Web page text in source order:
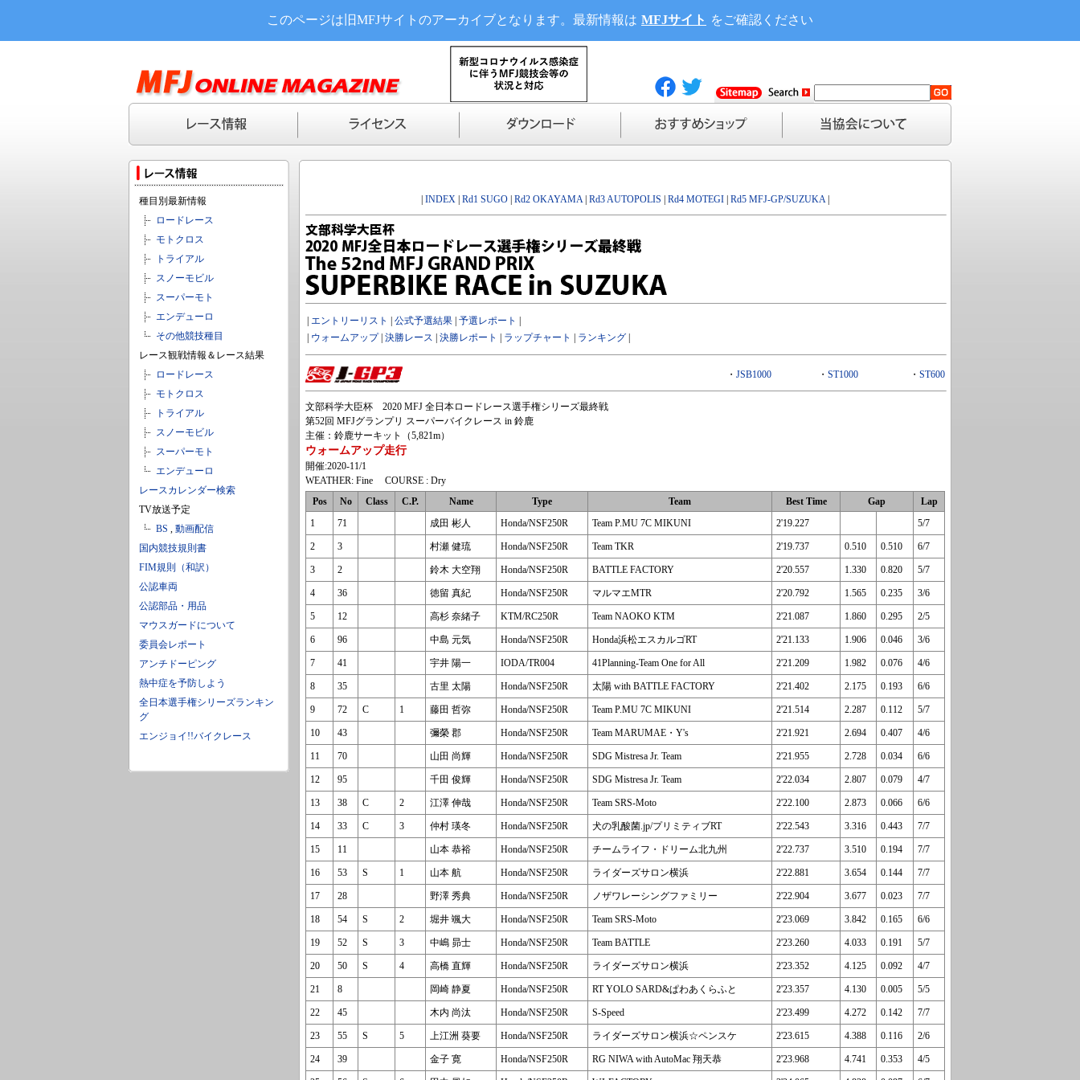
このページは旧MFJサイトのアーカイブとなります。最新情報は MFJサイト をご確認ください
種目別最新情報
ロードレース
モトクロス
トライアル
スノーモビル
スーパーモト
エンデューロ
その他競技種目
レース観戦情報＆レース結果
ロードレース
モトクロス
トライアル
スノーモビル
スーパーモト
エンデューロ
レースカレンダー検索
TV放送予定
BS , 動画配信
国内競技規則書
FIM規則（和訳）
公認車両
公認部品・用品
マウスガードについて
委員会レポート
アンチドーピング
熱中症を予防しよう
全日本選手権シリーズランキン
グ
エンジョイ!!バイクレース
INDEX Rd1 SUGO Rd2 OKAYAMA| Rd3 AUTOPOLIS Rd4 MOTEGI Rd5 MFJ-GP/SUZUKA|
エントリーリスト 公式予選結果 予選レポート
ウォームアップ| 決勝レース 決勝レポート ラップチャート ランキング
・ JSB1000 ・ ST1000 ・ ST600
文部科学大臣杯 2020 MFJ 全日本ロードレース選手権シリーズ最終戦
第52回 MFJグランプリ スーパーバイクレース in 鈴鹿
主催：鈴鹿サーキット（5,821m）
ウォームアップ走行
開催:2020-11/1
WEATHER: Fine COURSE : Dry
Pos
No Class C.P. Name Type Team Best Time Gap
Lap
1
71 成田 彬人 Honda/NSF250R Team P.MU 7C MIKUNI 2'19.227 5/7
2 3 村瀬 健琉 Honda/NSF250R Team TKR 2'19.737 0.510 0.510 6/7
3 2 鈴木 大空翔 Honda/NSF250R BATTLE FACTORY 2'20.557 1.330 0.820 5/7
4 36 徳留 真紀 Honda/NSF250R マルマエMTR 2'20.792 1.565 0.235 3/6
5 12 高杉 奈緒子 KTM/RC250R Team NAOKO KTM 2'21.087 1.860 0.295 2/5
6 96 中島 元気 Honda/NSF250R Honda浜松エスカルゴRT 2'21.133 1.906 0.046 3/6
7 41 宇井 陽一 IODA/TR004 41Planning-Team One for All 2'21.209 1.982 0.076 4/6
8 35 古里 太陽 Honda/NSF250R 太陽 with BATTLE FACTORY 2'21.402 2.175 0.193 6/6
9 72 C 1 藤田 哲弥 Honda/NSF250R Team P.MU 7C MIKUNI 2'21.514 2.287 0.112 5/7
10 43 彌榮 郡 Honda/NSF250R Team MARUMAE・Y's 2'21.921 2.694 0.407 4/6
11 70 山田 尚輝 Honda/NSF250R SDG Mistresa Jr. Team 2'21.955 2.728 0.034 6/6
12 95 千田 俊輝 Honda/NSF250R SDG Mistresa Jr. Team 2'22.034 2.807 0.079 4/7
13 38 C 2 江澤 伸哉 Honda/NSF250R Team SRS-Moto 2'22.100 2.873 0.066 6/6
14 33 C 3 仲村 瑛冬 Honda/NSF250R 犬の乳酸菌.jp/プリミティブRT 2'22.543 3.316 0.443 7/7
15 11 山本 恭裕 Honda/NSF250R チームライフ・ドリーム北九州 2'22.737 3.510 0.194 7/7
16 53 S 1 山本 航 Honda/NSF250R ライダーズサロン横浜 2'22.881 3.654 0.144 7/7
17 28 野澤 秀典 Honda/NSF250R ノザワレーシングファミリー 2'22.904 3.677 0.023 7/7
18 54 S 2 堀井 颯大 Honda/NSF250R Team SRS-Moto 2'23.069 3.842 0.165 6/6
19 52 S 3 中嶋 昴士 Honda/NSF250R Team BATTLE 2'23.260 4.033 0.191 5/7
20 50 S 4 高橋 直輝 Honda/NSF250R ライダーズサロン横浜 2'23.352 4.125 0.092 4/7
21 8 岡崎 静夏 Honda/NSF250R RT YOLO SARD&ぱわあくらふと 2'23.357 4.130 0.005 5/5
22 45 木内 尚汰 Honda/NSF250R S-Speed 2'23.499 4.272 0.142 7/7
23 55 S 5 上江洲 葵要 Honda/NSF250R ライダーズサロン横浜☆ペンスケ 2'23.615 4.388 0.116 2/6
24 39 金子 寛 Honda/NSF250R RG NIWA with AutoMac 翔天恭 2'23.968 4.741 0.353 4/5